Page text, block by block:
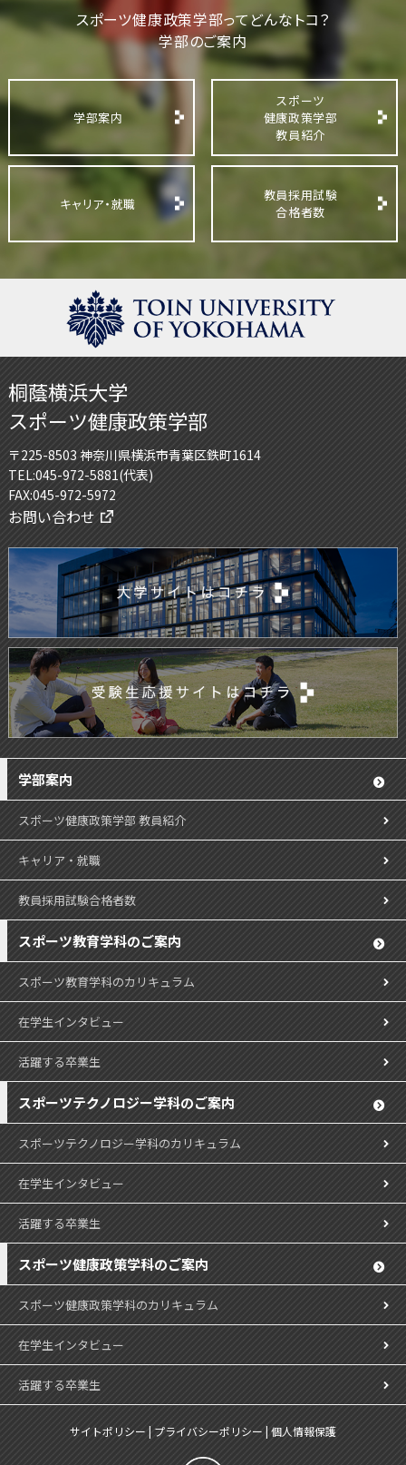
スポーツ健康政策学部ってどんなトコ？
学部のご案内
学部案内
スポーツ
健康政策学部
教員紹介
キャリア・就職
教員採用試験
合格者数
桐蔭横浜大学
スポーツ健康政策学部
〒225-8503 神奈川県横浜市青葉区鉄町1614
TEL:045-972-5881(代表)
FAX:045-972-5972
お問い合わせ
学部案内
スポーツ健康政策学部 教員紹介
キャリア・就職
教員採用試験合格者数
スポーツ教育学科のご案内
スポーツ教育学科のカリキュラム
在学生インタビュー
活躍する卒業生
スポーツテクノロジー学科のご案内
スポーツテクノロジー学科のカリキュラム
在学生インタビュー
活躍する卒業生
スポーツ健康政策学科のご案内
スポーツ健康政策学科のカリキュラム
在学生インタビュー
活躍する卒業生
サイトポリシー| プライバシーポリシー|個人情報保護